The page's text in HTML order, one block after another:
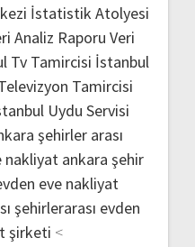
İstatistik Atolyesi
Analiz Raporu Veri
Tv Tamircisi İstanbul
Tamircisi
Uydu Servisi
şehirler arası
nakliyat ankara şehir
eve nakliyat
şehirlerarası evden
şirketi <